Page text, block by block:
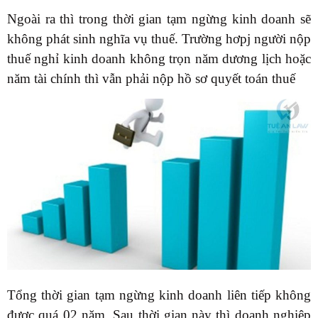
Ngoài ra thì trong thời gian tạm ngừng kinh doanh sẽ
không phát sinh nghĩa vụ thuế. Trường hơpj người nộp
thuế nghỉ kinh doanh không trọn năm dương lịch hoặc
năm tài chính thì vẫn phải nộp hồ sơ quyết toán thuế
Tổng thời gian tạm ngừng kinh doanh liên tiếp không
được quá 02 năm. Sau thời gian này thì doanh nghiệp